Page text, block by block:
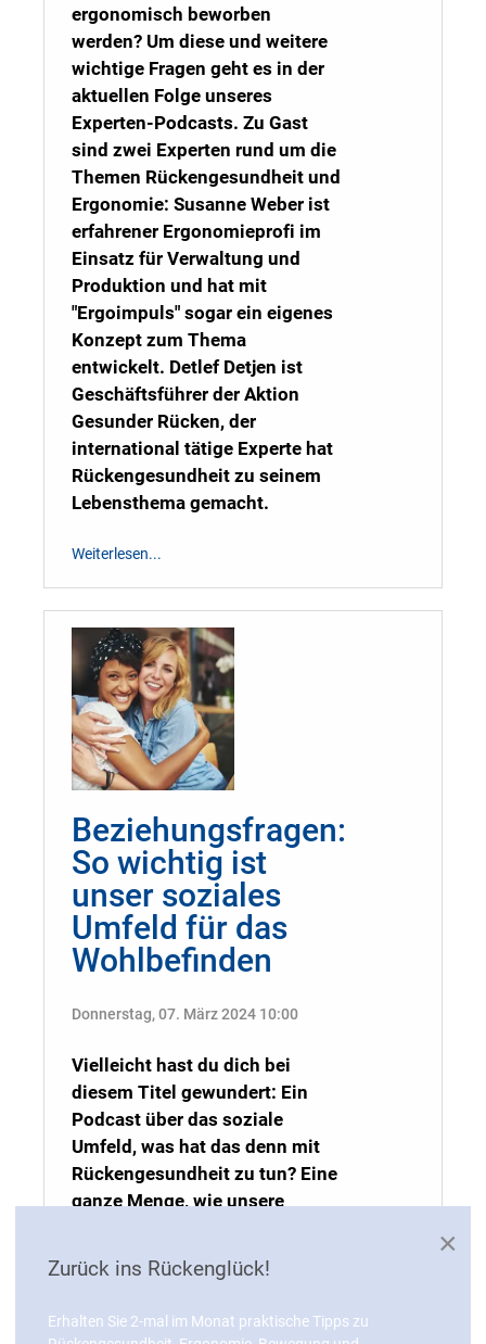
ergonomisch beworben
werden? Um diese und weitere
wichtige Fragen geht es in der
aktuellen Folge unseres
Experten-Podcasts. Zu Gast
sind zwei Experten rund um die
Themen Rückengesundheit und
Ergonomie: Susanne Weber ist
erfahrener Ergonomieprofi im
Einsatz für Verwaltung und
Produktion und hat mit
"Ergoimpuls" sogar ein eigenes
Konzept zum Thema
entwickelt. Detlef Detjen ist
Geschäftsführer der Aktion
Gesunder Rücken, der
international tätige Experte hat
Rückengesundheit zu seinem
Lebensthema gemacht.
Weiterlesen...
Beziehungsfragen:
So wichtig ist
unser soziales
Umfeld für das
Wohlbefinden
Donnerstag, 07. März 2024 10:00
Vielleicht hast du dich bei
diesem Titel gewundert: Ein
Podcast über das soziale
Umfeld, was hat das denn mit
Rückengesundheit zu tun? Eine
ganze Menge, wie unsere
Denn wenn uns gesunde
Beziehungen fehlen, dann kann
dies unser Wohlbefinden und
somit auch unseren Rücken
×
Zurück ins Rückenglück!
Erhalten Sie 2-mal im Monat praktische Tipps zu